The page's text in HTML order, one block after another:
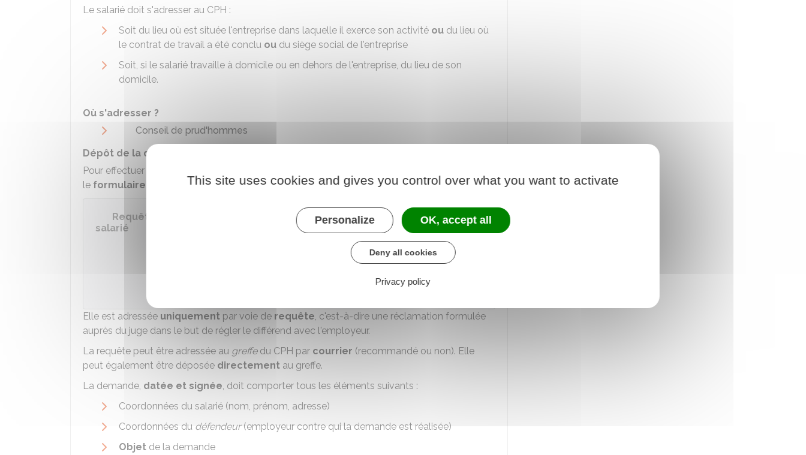
Le salarié doit s'adresser au CPH :
Soit du lieu où est située l'entreprise dans laquelle il exerce son activité ou du lieu où
le contrat de travail a été conclu ou du siège social de l'entreprise
Soit, si le salarié travaille à domicile ou en dehors de l'entreprise, du lieu de son
domicile.
Où s'adresser ?
Conseil de prud'hommes
Dépôt de la demande de requalification
Pour effectuer sa demande, le salarié peut présenter une
le formulaire de requêteaux fins de saisine du CPH.
Requête aux fins de saisine du conseil de prud'hommes (CPH) par un
salarié
Elle est adressée uniquement par voie de requête, c'est-à-dire une réclamation formulée
auprès du juge dans le but de régler le différend avec l'employeur.
La requête peut être adressée au greffedu CPH par courrier (recommandé ou non). Elle
peut également être déposée directement au greffe.
La demande, datée et signée, doit comporter tous les éléments suivants :
Coordonnées du salarié (nom, prénom, adresse)
Coordonnées du défendeur(employeur contre qui la demande est réalisée)
Objet de la demande
This site uses cookies and gives you control over what you want to activate
Personalize OK, accept all
Deny all cookies
Privacy policy